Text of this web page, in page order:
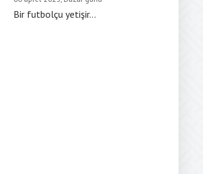
Bir futbolçu yetişir...